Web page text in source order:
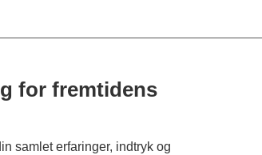
for fremtidens
samlet erfaringer, indtryk og